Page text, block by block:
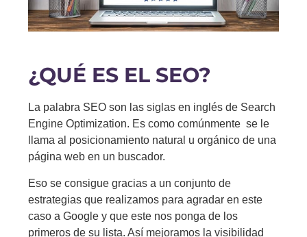
¿QUÉ ES EL SEO?
La palabra SEO son las siglas en inglés de Search
Engine Optimization. Es como comúnmente se le
llama al posicionamiento natural u orgánico de una
página web en un buscador.
Eso se consigue gracias a un conjunto de
estrategias que realizamos para agradar en este
caso a Google y que este nos ponga de los
primeros de su lista. Así mejoramos la visibilidad